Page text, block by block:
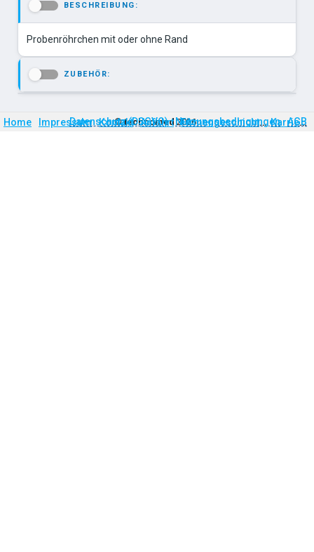
BESCHREIBUNG:
ZUBEHÖR:
Home Impressum Kontakt Anfahrt Firmengeschichte Karriere
©technomed 2026
Datenschutz (DSGVO) Nutzungsbedingungen AGB